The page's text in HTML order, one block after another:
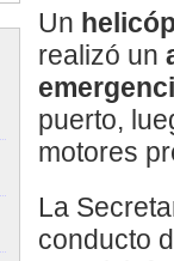
Un
realizó un
puerto,
motores
La
conducto